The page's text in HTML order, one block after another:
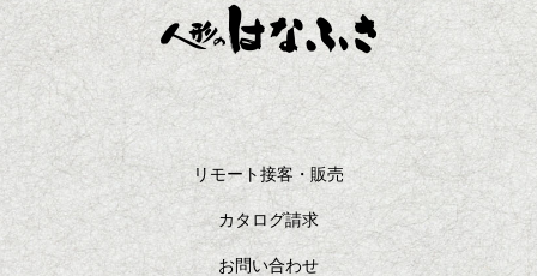
リモート接客・販売
カタログ請求
お問い合わせ